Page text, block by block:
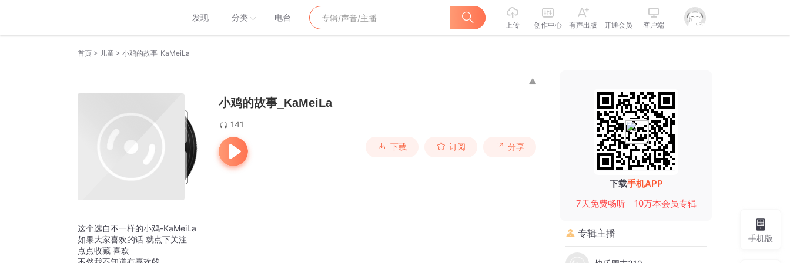
发现 分类 电台
上传 创作中心 有声出版 开通会员 客户端
首页 > 儿童 > 小鸡的故事_KaMeiLa
小鸡的故事_KaMeiLa
141
下载 订阅 分享
这个选自不一样的小鸡-KaMeiLa
如果大家喜欢的话 就点下关注
点点收藏 喜欢
下载手机APP
7天免费畅听
10万本会员专辑
专辑主播 手机版